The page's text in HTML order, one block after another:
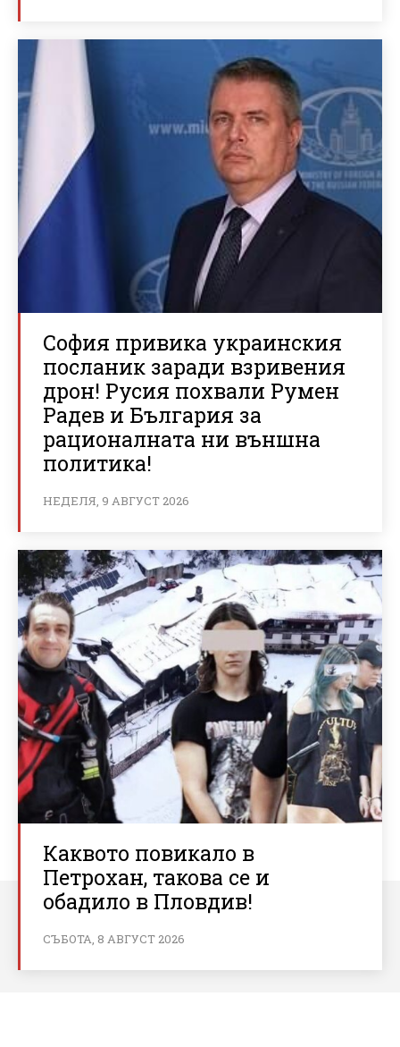
София привика украинския
посланик заради взривения
дрон! Русия похвали Румен
Радев и България за
рационалната ни външна
политика!
НЕДЕЛЯ, 9 АВГУСТ 2026
Каквото повикало в
Петрохан, такова се и
обадило в Пловдив!
СЪБОТА, 8 АВГУСТ 2026